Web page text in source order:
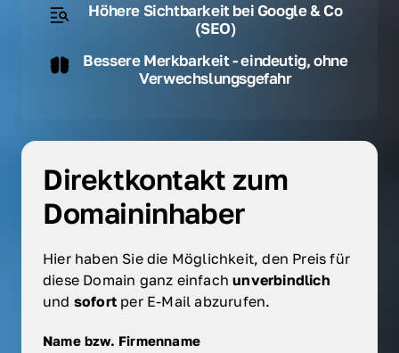
Höhere Sichtbarkeit bei Google & Co
(SEO)
Bessere Merkbarkeit - eindeutig, ohne
Verwechslungsgefahr
Direktkontakt zum
Domaininhaber
Hier haben Sie die Möglichkeit, den Preis für
diese Domain ganz einfach
und sofort per E-Mail abzurufen.
Name bzw. Firmenname
Name bzw. Firmenname